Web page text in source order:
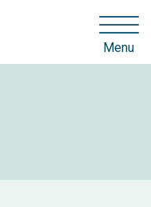
Menu